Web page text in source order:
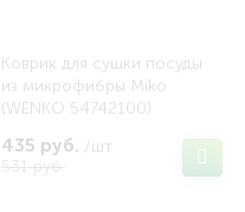
Коврик для сушки посуды
из микрофибры Miko
(WENKO 54742100)
435 руб. /шт
531 руб.